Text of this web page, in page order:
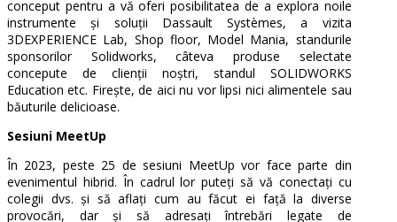
conceput pentru a vă oferi posibilitatea de a explora noile
instrumente și soluții Dassault Systèmes, a vizita
3DEXPERIENCE Lab, Shop floor, Model Mania, standurile
sponsorilor Solidworks, câteva produse selectate
concepute de clienții noștri, standul SOLIDWORKS
Education etc. Firește, de aici nu vor lipsi nici alimentele sau
băuturile delicioase.
Sesiuni MeetUp
În 2023, peste 25 de sesiuni MeetUp vor face parte din
evenimentul hibrid. În cadrul lor puteți să vă conectați cu
colegii dvs. și să aflați cum au făcut ei față la diverse
provocări, dar și să adresați întrebări legate de